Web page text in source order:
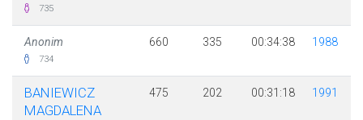
735
Anonim
734
660 335 00:34:38 1988
BANIEWICZ
MAGDALENA
475 202 00:31:18 1991